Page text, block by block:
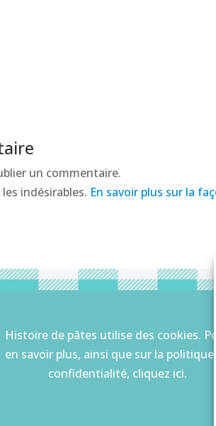
un commentaire.
indésirables. En savoir plus sur la
Histoire de pâtes utilise des cookies.
en savoir plus, ainsi que sur la
confidentialité, cliquez ici.